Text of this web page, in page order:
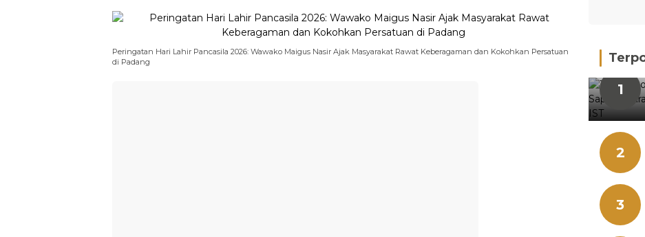
Peringatan Hari Lahir Pancasila 2026: Wawako Maigus Nasir Ajak Masyarakat Rawat Keberagaman dan Kokohkan Persatuan
di Padang
1
2
3